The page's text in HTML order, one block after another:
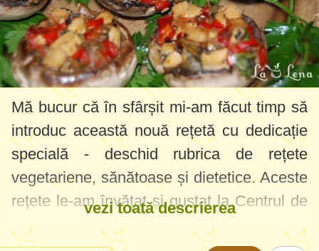
Mă bucur că în sfârșit mi-am făcut timp să
introduc această nouă rețetă cu dedicație
specială - deschid rubrica de rețete
vegetariene, sănătoase și dietetice. Aceste
rețete le-am învățat și gustat la Centrul de
Medicină Lifestyle "Herghelia"
vezi toată descrierea